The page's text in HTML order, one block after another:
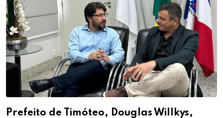
Prefeito de Timóteo, Douglas Willkys,